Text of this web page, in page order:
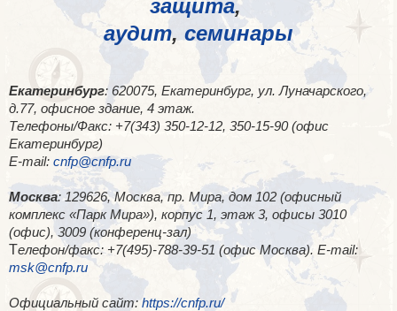
защита,
аудит, семинары
Екатеринбург: 620075, Екатеринбург, ул. Луначарского,
д.77, офисное здание, 4 этаж.
Телефоны/Факс: +7(343) 350-12-12, 350-15-90 (офис
Екатеринбург)
E-mail: cnfp@cnfp.ru
Москва: 129626, Москва, пр. Мира, дом 102 (офисный
комплекс «Парк Мира»), корпус 1, этаж 3, офисы 3010
(офис), 3009 (конференц-зал)
Телефон/факс: +7(495)-788-39-51 (офис Москва). E-mail:
msk@cnfp.ru
Официальный сайт:https://cnfp.ru/